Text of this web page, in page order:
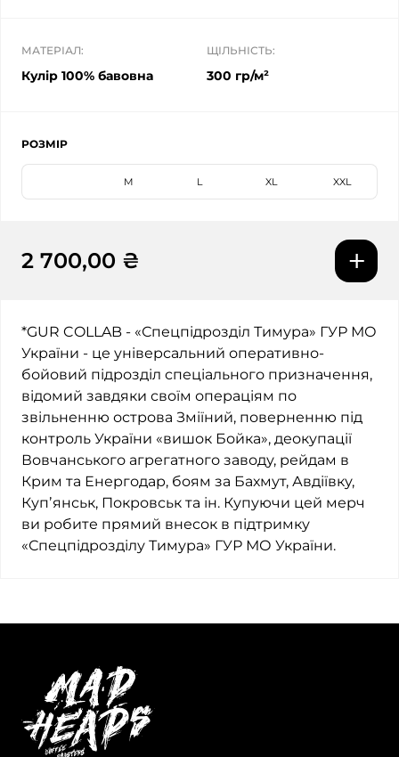
МАТЕРІАЛ:
Кулір 100% бавовна
ЩІЛЬНІСТЬ:
300 гр/м²
РОЗМІР
M L XL XXL
2 700,00 ₴
*GUR COLLAB - «Спецпідрозділ Тимура» ГУР МО
України - це універсальний оперативно-
бойовий підрозділ спеціального призначення,
відомий завдяки своїм операціям по
звільненню острова Зміїний, поверненню під
контроль України «вишок Бойка», деокупації
Вовчанського агрегатного заводу, рейдам в
Крим та Енергодар, боям за Бахмут, Авдіївку,
Купʼянськ, Покровськ та ін. Купуючи цей мерч
ви робите прямий внесок в підтримку
«Спецпідрозділу Тимура» ГУР МО України.